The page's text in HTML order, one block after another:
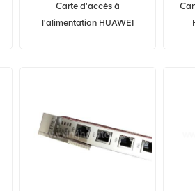
Carte d'accès à
l'alimentation HUAWEI